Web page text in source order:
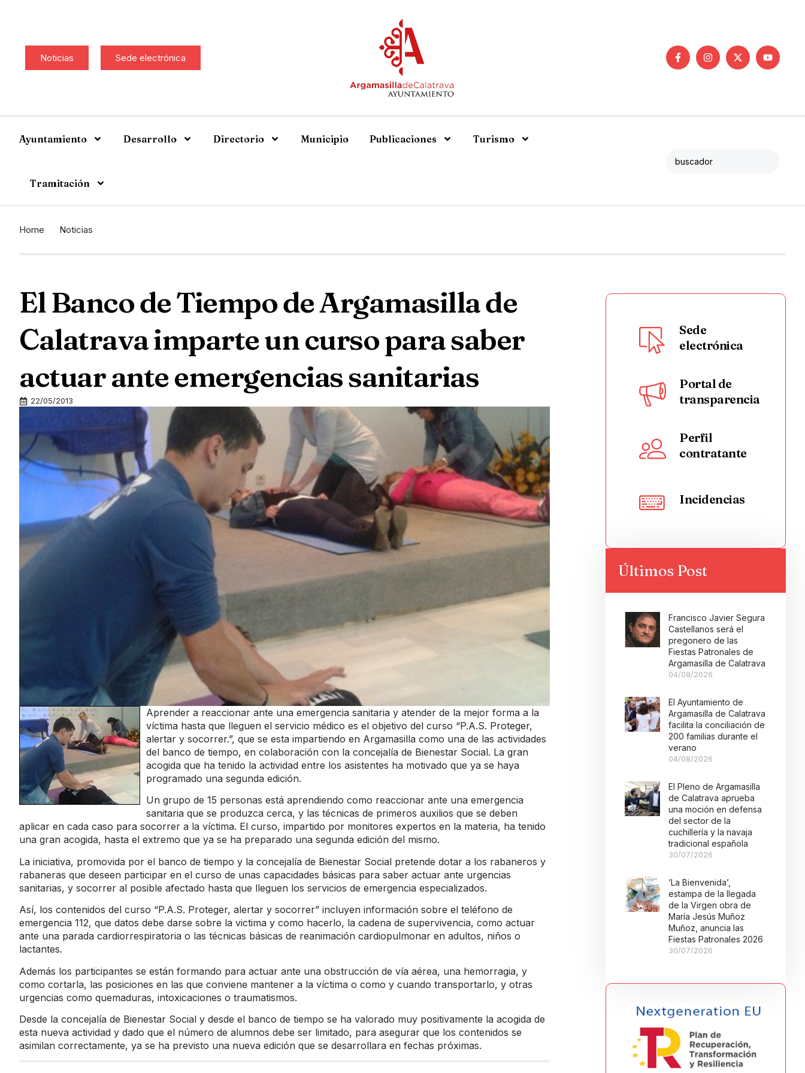
Noticias Sede electrónica
Ayuntamiento Desarrollo Directorio Municipio Publicaciones Turismo
Tramitación
Home Noticias
El Banco de Tiempo de Argamasilla de
Calatrava imparte un curso para saber
actuar ante emergencias sanitarias
22/05/2013
Aprender a reaccionar ante una emergencia sanitaria y atender de la mejor forma a la
víctima hasta que lleguen el servicio médico es el objetivo del curso “P.A.S. Proteger,
alertar y socorrer.”, que se esta impartiendo en Argamasilla como una de las actividades
del banco de tiempo, en colaboración con la concejalía de Bienestar Social. La gran
acogida que ha tenido la actividad entre los asistentes ha motivado que ya se haya
programado una segunda edición.
Un grupo de 15 personas está aprendiendo como reaccionar ante una emergencia
sanitaria que se produzca cerca, y las técnicas de primeros auxilios que se deben
aplicar en cada caso para socorrer a la víctima. El curso, impartido por monitores expertos en la materia, ha tenido
una gran acogida, hasta el extremo que ya se ha preparado una segunda edición del mismo.
La iniciativa, promovida por el banco de tiempo y la concejalía de Bienestar Social pretende dotar a los rabaneros y
rabaneras que deseen participar en el curso de unas capacidades básicas para saber actuar ante urgencias
sanitarias, y socorrer al posible afectado hasta que lleguen los servicios de emergencia especializados.
Así, los contenidos del curso “P.A.S. Proteger, alertar y socorrer” incluyen información sobre el teléfono de
emergencia 112, que datos debe darse sobre la victima y como hacerlo, la cadena de supervivencia, como actuar
ante una parada cardiorrespiratoria o las técnicas básicas de reanimación cardiopulmonar en adultos, niños o
lactantes.
Además los participantes se están formando para actuar ante una obstrucción de vía aérea, una hemorragia, y
como cortarla, las posiciones en las que conviene mantener a la víctima o como y cuando transportarlo, y otras
urgencias como quemaduras, intoxicaciones o traumatismos.
Desde la concejalía de Bienestar Social y desde el banco de tiempo se ha valorado muy positivamente la acogida de
esta nueva actividad y dado que el número de alumnos debe ser limitado, para asegurar que los contenidos se
asimilan correctamente, ya se ha previsto una nueva edición que se desarrollara en fechas próximas.
Sede
electrónica
Portal de
transparencia
Perfil
contratante
Incidencias
Últimos Post
Francisco Javier Segura
Castellanos será el
pregonero de las
Fiestas Patronales de
Argamasilla de Calatrava
04/08/2026
El Ayuntamiento de
Argamasilla de Calatrava
facilita la conciliación de
200 familias durante el
verano
04/08/2026
El Pleno de Argamasilla
de Calatrava aprueba
una moción en defensa
del sector de la
cuchillería y la navaja
tradicional española
30/07/2026
‘La Bienvenida’,
estampa de la llegada
de la Virgen obra de
María Jesús Muñoz
Muñoz, anuncia las
Fiestas Patronales 2026
30/07/2026